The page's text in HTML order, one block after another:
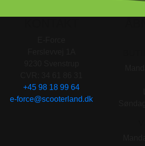
+45 98 18 99 64
e-force@scooterland.dk